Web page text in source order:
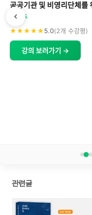
공공기관 및 비영리단체를
박형주
★★★★★5.0(2개 수강평)
강의 보러가기 →
관련글